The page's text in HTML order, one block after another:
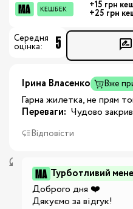
+15 грн
+25 грн
Середня
оцінка: 5
Ірина Власенко Вже
Гарна жилетка, не прям
Переваги: Чудово
Відповісти
Турботливий
Доброго дня ❤️
Дякуємо за відгук!